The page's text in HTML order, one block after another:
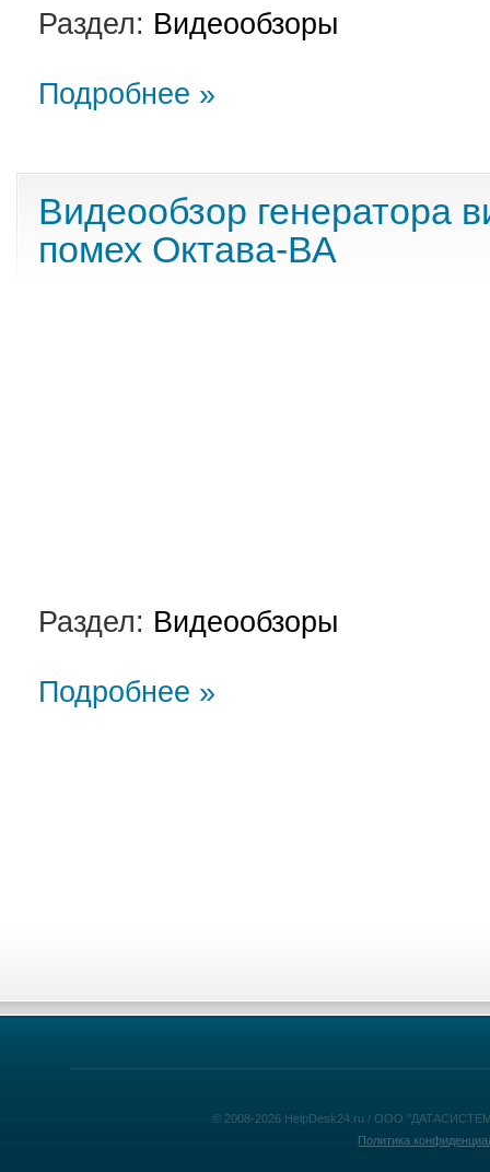
Раздел: Видеообзоры
Подробнее »
Видеообзор генератора
помех Октава-ВА
Раздел: Видеообзоры
Подробнее »
© 2008-2026 HelpDesk24.ru / ООО
Политика